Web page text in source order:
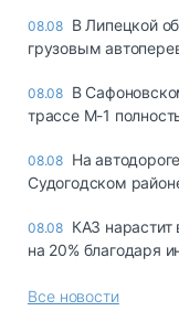
08.08 В Липецкой
грузовым
08.08 В
трассе М-1
08.08 На
Судогодском
08.08 КАЗ нарастит
на 20% благодаря
Все новости